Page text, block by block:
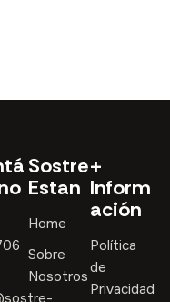
Sostre
Estan
Home
Sobre
Nosotros
+
Inform
ación
Política
de
Privacidad